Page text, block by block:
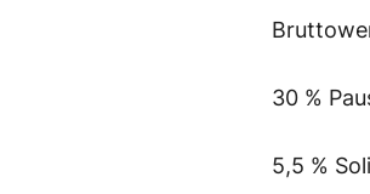
30 %
5,5 %